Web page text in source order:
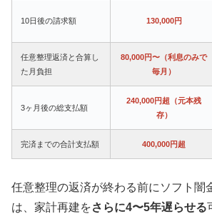
10日後の請求額 130,000円
任意整理返済と合算し
た月負担
80,000円〜（利息のみで
毎月）
3ヶ月後の総支払額
240,000円超（元本残
存）
完済までの合計支払額 400,000円超
任意整理の返済が終わる前にソフト闇
は、家計再建をさらに4〜5年遅らせる